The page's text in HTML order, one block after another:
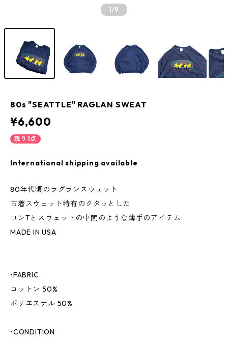
1/9
80s "SEATTLE" RAGLAN SWEAT
¥6,600
残り1点
International shipping available
80年代頃のラグランスウェット
古着スウェット特有のクタッとした
ロンTとスウェットの中間のような薄手のアイテム
MADE IN USA
•FABRIC
コットン 50%
ポリエステル 50%
•CONDITION